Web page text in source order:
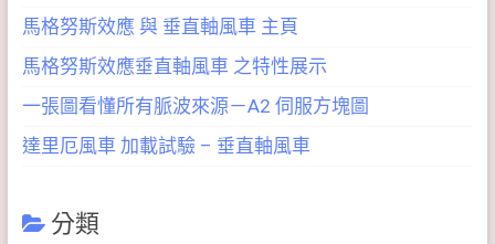
馬格努斯效應 與 垂直軸風車 主頁
馬格努斯效應垂直軸風車 之特性展示
一張圖看懂所有脈波來源－A2 伺服方塊圖
達里厄風車 加載試驗 – 垂直軸風車
分類